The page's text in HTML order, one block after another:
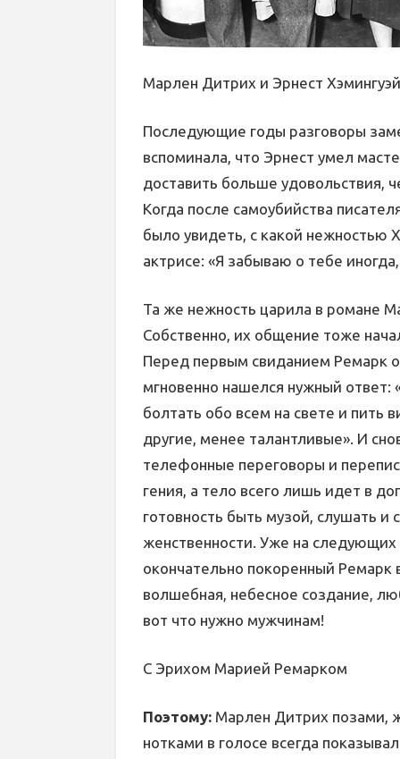
Марлен Дитрих и Эрнест Хэмингуэй
Последующие годы разговоры
вспоминала, что Эрнест умел
доставить больше удовольствия,
Когда после самоубийства
было увидеть, с какой нежностью
актрисе: «Я забываю о тебе
Та же нежность царила в романе
Собственно, их общение тоже
Перед первым свиданием Ремарк
мгновенно нашелся нужный
болтать обо всем на свете и пить
другие, менее талантливые». И
телефонные переговоры и
гения, а тело всего лишь идет в
готовность быть музой, слушать и
женственности. Уже на
окончательно покоренный Ремарк
волшебная, небесное создание,
вот что нужно мужчинам!
С Эрихом Марией Ремарком
Поэтому: Марлен Дитрих позами,
нотками в голосе всегда